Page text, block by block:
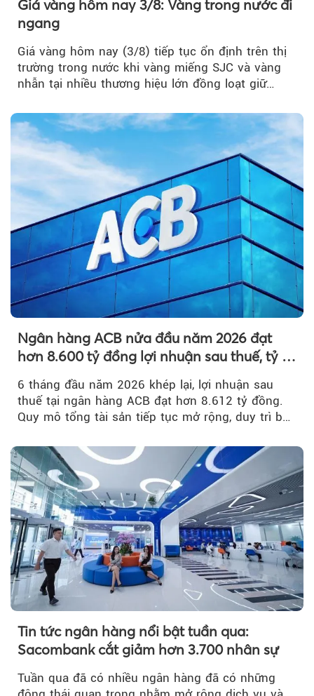
Giá vàng hôm nay 3/8: Vàng trong nước đi
ngang
Giá vàng hôm nay (3/8) tiếp tục ổn định trên thị
trường trong nước khi vàng miếng SJC và vàng
nhẫn tại nhiều thương hiệu lớn đồng loạt giữ
Ngân hàng ACB nửa đầu năm 2026 đạt
hơn 8.600 tỷ đồng lợi nhuận sau thuế, tỷ lệ
nợ xấu thấp nhất ngành
6 tháng đầu năm 2026 khép lại, lợi nhuận sau
thuế tại ngân hàng ACB đạt hơn 8.612 tỷ đồng.
Quy mô tổng tài sản tiếp tục mở rộng, duy trì bộ
Tin tức ngân hàng nổi bật tuần qua:
Sacombank cắt giảm hơn 3.700 nhân sự
Tuần qua đã có nhiều ngân hàng đã có những